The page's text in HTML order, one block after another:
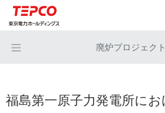
廃炉プロジェクト
福島第一原子力発電所に